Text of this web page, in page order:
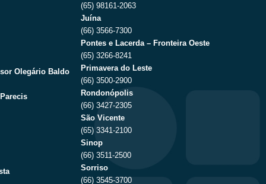
Olegário Baldo
(65) 98161-2063
Juína
(66) 3566-7300
Pontes e Lacerda – Fronteira Oeste
(65) 3266-8241
Primavera do Leste
(66) 3500-2900
Rondonópolis
(66) 3427-2305
São Vicente
(65) 3341-2100
Sinop
(66) 3511-2500
Sorriso
(66) 3545-3700